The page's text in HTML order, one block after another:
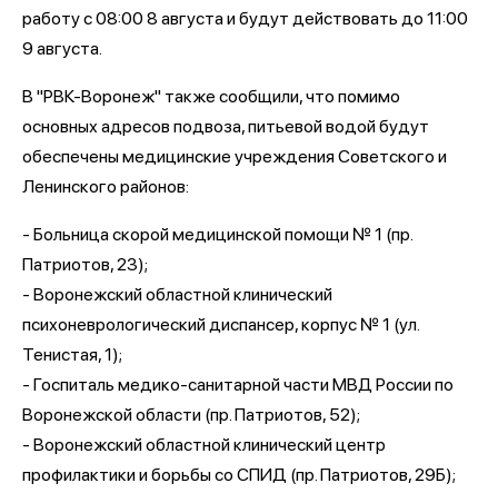
работу с 08:00 8 августа и будут действовать до 11:00
9 августа.
В "РВК-Воронеж" также сообщили, что помимо
основных адресов подвоза, питьевой водой будут
обеспечены медицинские учреждения Советского и
Ленинского районов:
- Больница скорой медицинской помощи № 1 (пр.
Патриотов, 23);
- Воронежский областной клинический
психоневрологический диспансер, корпус № 1 (ул.
Тенистая, 1);
- Госпиталь медико‑санитарной части МВД России по
Воронежской области (пр. Патриотов, 52);
- Воронежский областной клинический центр
профилактики и борьбы со СПИД (пр. Патриотов, 29Б);